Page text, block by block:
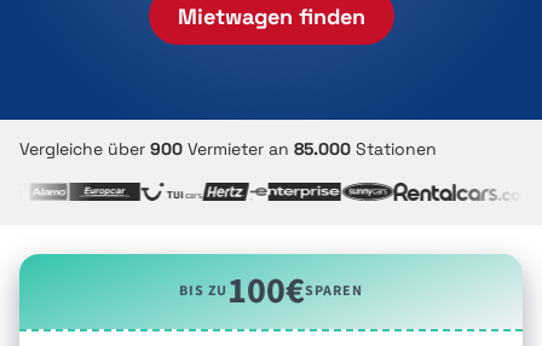
Mietwagen finden
Vergleiche über 900 Vermieter an 85.000 Stationen
BIS ZU100€SPAREN